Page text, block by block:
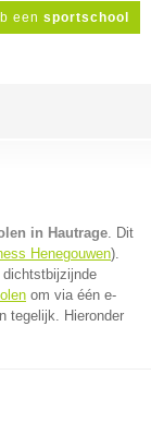
een sportschool
in Hautrage. Dit
Henegouwen).
dichtstbijzijnde
om via één e-
tegelijk. Hieronder